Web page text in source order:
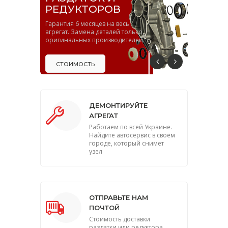
СОЕДИНЕНИЙ
Усиленные зубья, стойкие
к высоким нагрузкам. Метод
востановления собственной разработки
ПОДРОБНЕЕ
ДЕМОНТИРУЙТЕ
АГРЕГАТ
Работаем по всей Украине.
Найдите автосервис в своём
городе, который снимет
узел
ОТПРАВЬТЕ НАМ
ПОЧТОЙ
Стоимость доставки